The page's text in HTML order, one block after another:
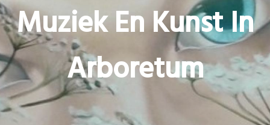
Muziek En Kunst In
Arboretum